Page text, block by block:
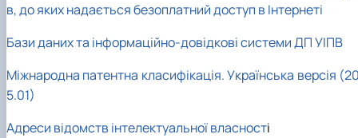
в, до яких надається безоплатний доступ в Інтернеті
Бази даних та інформаційно-довідкові системи ДП УІПВ
Міжнародна патентна класифікація. Українська версія
5.01)
Адреси відомств інтелектуальної власності